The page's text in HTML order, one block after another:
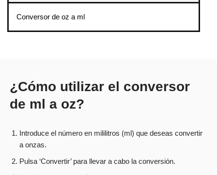
Conversor de oz a ml
¿Cómo utilizar el conversor
de ml a oz?
Introduce el número en mililitros (ml) que deseas convertir
a onzas.
Pulsa ‘Convertir’ para llevar a cabo la conversión.